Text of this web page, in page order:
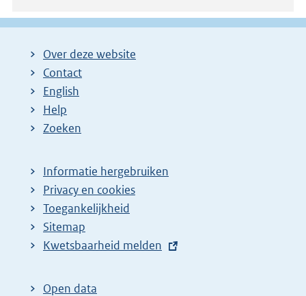
Over deze website
Contact
English
Help
Zoeken
Informatie hergebruiken
Privacy en cookies
Toegankelijkheid
Sitemap
E
t
Kwetsbaarheid melden
Open data